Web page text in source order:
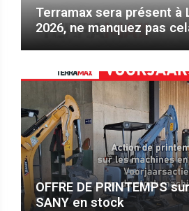
Terramax sera présent à
2026, ne manquez pas
OFFRE DE PRINTEMPS
SANY en stock